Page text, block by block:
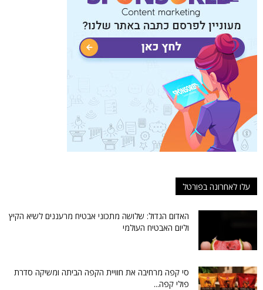
עלו לאחרונה בפורטל
האדום הגדול: שלושה מתכוני אבטיח מרעננים לשיא הקיץ
וליום האבטיח העולמי
סי קפה מרחיבה את חוויית הקפה הביתה ומשיקה סדרת
פולי קפה...